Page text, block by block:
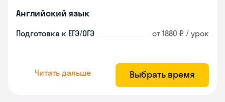
Английский язык
Подготовка к ЕГЭ/ОГЭ от 1880 ₽ / урок
Читать дальше Выбрать время